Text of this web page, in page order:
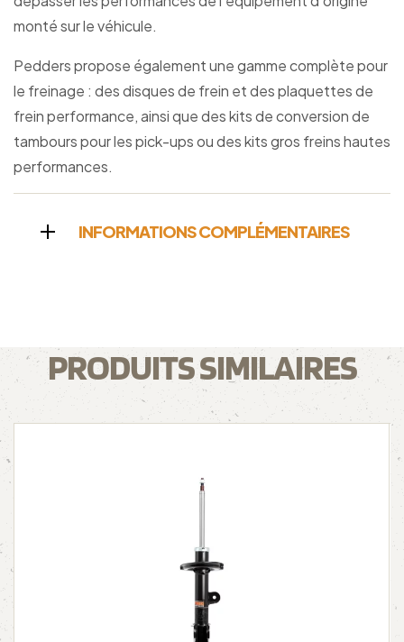
monté sur le véhicule.
Pedders propose également une gamme complète pour
le freinage : des disques de frein et des plaquettes de
frein performance, ainsi que des kits de conversion de
tambours pour les pick-ups ou des kits gros freins hautes
performances.
INFORMATIONS COMPLÉMENTAIRES
PRODUITS SIMILAIRES